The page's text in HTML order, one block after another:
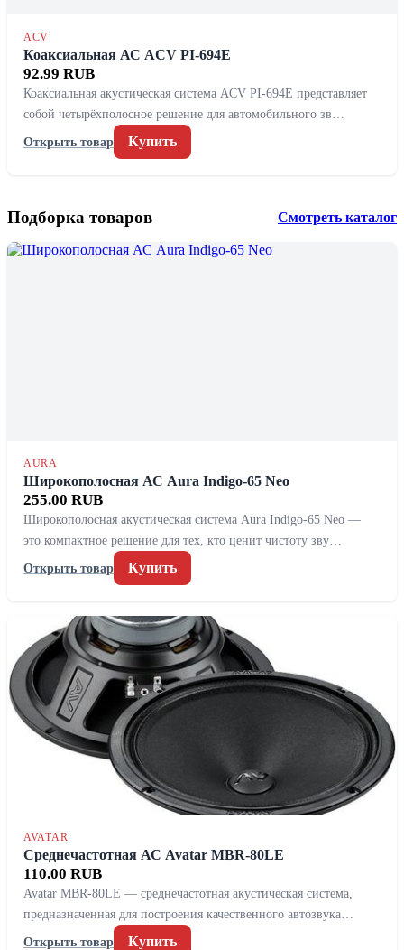
ACV
Коаксиальная АС ACV PI-694E
92.99 RUB
Коаксиальная акустическая система ACV PI-694E представляет
собой четырёхполосное решение для автомобильного зв…
Открыть товар
Купить
Подборка товаров Смотреть каталог
AURA
Широкополосная АС Aura Indigo-65 Neo
255.00 RUB
Широкополосная акустическая система Aura Indigo-65 Neo —
это компактное решение для тех, кто ценит чистоту зву…
Открыть товар
Купить
AVATAR
Среднечастотная АС Avatar MBR-80LE
110.00 RUB
Avatar MBR-80LE — среднечастотная акустическая система,
предназначенная для построения качественного автозвука…
Открыть товар
Купить